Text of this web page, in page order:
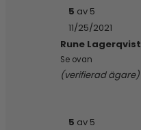
5 av 5
11/25/2021
Rune Lagerqvist
Se ovan
(verifierad ägare)
5 av 5